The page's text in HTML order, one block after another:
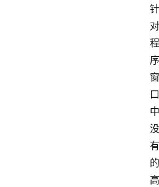
针
对
程
序
窗
口
中
没
有
的
高